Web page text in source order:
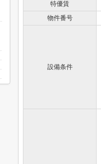
特優賃
物件番号
設備条件